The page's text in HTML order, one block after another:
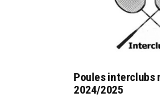
Poules interclubs
2024/2025